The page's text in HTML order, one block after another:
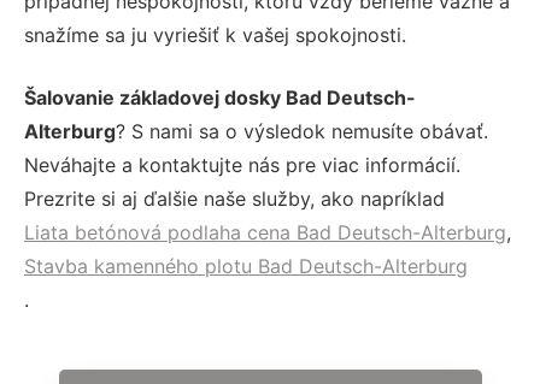
snažíme sa ju vyriešiť k vašej spokojnosti.
Šalovanie základovej dosky Bad Deutsch-
Alterburg? S nami sa o výsledok nemusíte obávať.
Neváhajte a kontaktujte nás pre viac informácií.
Prezrite si aj ďalšie naše služby, ako napríklad
Liata betónová podlaha cena Bad Deutsch-Alterburg,
Stavba kamenného plotu Bad Deutsch-Alterburg
.